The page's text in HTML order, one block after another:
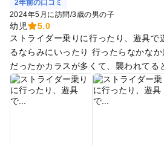
したい時にはとても良い場所です。
2年前の口コミ
2024年5月に訪問/3歳の男の子
幼児
5.0
ストライダー乗りに行ったり、遊具で
るならみにいったり 行ったらなかな
だったかカラスが多くて、襲われてる
ら、多分子育て時期？なのかな その
平日は空いててかなり良い！ 日曜日は
ごい待ちが長いわけではないからかな